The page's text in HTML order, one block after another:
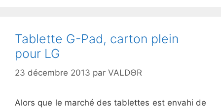
Tablette G-Pad, carton plein
pour LG
23 décembre 2013 par VALDΘR
Alors que le marché des tablettes est envahi de